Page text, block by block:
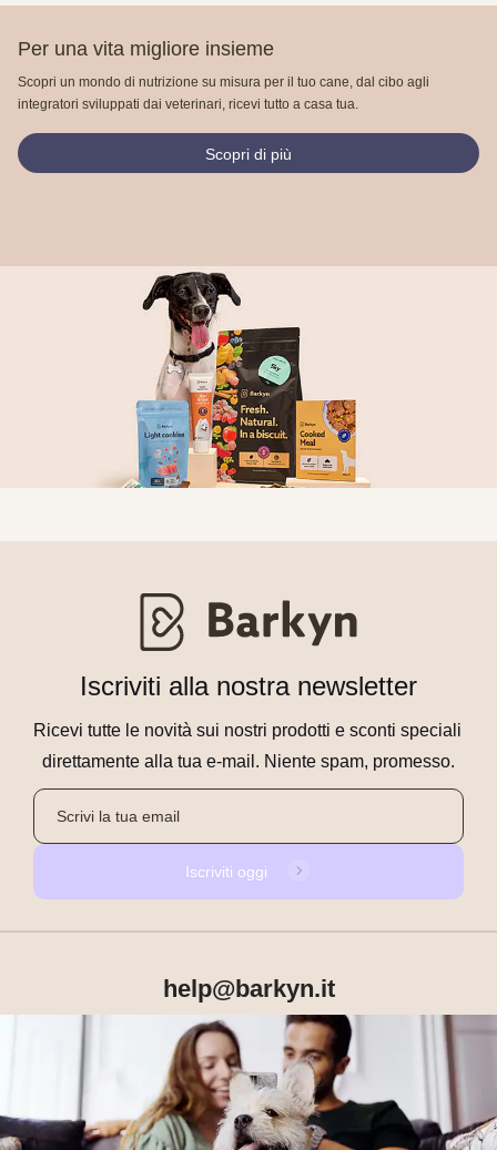
Per una vita migliore insieme
Scopri un mondo di nutrizione su misura per il tuo cane, dal cibo agli
integratori sviluppati dai veterinari, ricevi tutto a casa tua.
Scopri di più
Iscriviti alla nostra newsletter
Ricevi tutte le novità sui nostri prodotti e sconti speciali
direttamente alla tua e-mail. Niente spam, promesso.
Iscriviti oggi
help@barkyn.it